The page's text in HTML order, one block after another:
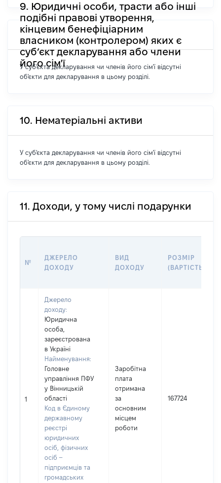
9. Юридичні особи, трасти або інші
подібні правові утворення,
кінцевим бенефіціарним
власником (контролером) яких є
суб’єкт декларування або члени
його сім'ї
У суб'єкта декларування чи членів його сім'ї відсутні
об'єкти для декларування в цьому розділі.
10. Нематеріальні активи
У суб'єкта декларування чи членів його сім'ї відсутні
об'єкти для декларування в цьому розділі.
11. Доходи, у тому числі подарунки
№
ДЖЕРЕЛО
ДОХОДУ
ВИД
ДОХОДУ
РОЗМІР
(ВАРТІСТЬ)
1
Джерело
доходу:
Юридична
особа,
зареєстрована
в Україні
Найменування:
Головне
управління ПФУ
у Вінницькій
області
Код в Єдиному
державному
реєстрі
юридичних
осіб, фізичних
осіб –
підприємців та
громадських
Заробітна
плата
отримана
за
основним
місцем
роботи
167724